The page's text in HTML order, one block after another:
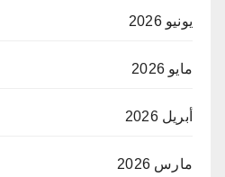
يونيو 2026
مايو 2026
أبريل 2026
مارس 2026